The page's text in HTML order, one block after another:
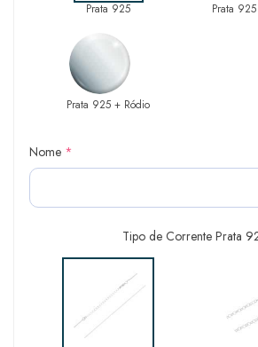
Prata 925 Prata
Prata 925 + Ródio
Nome *
Tipo de Corrente Prata